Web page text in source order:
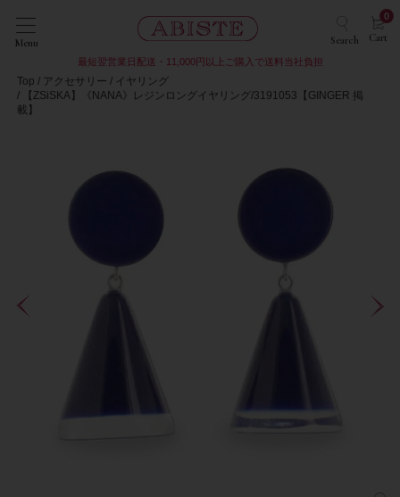
Menu Search Cart
0
最短翌営業日配送・11,000円以上ご購入で送料当社負担
Top アクセサリー
イヤリング
【ZSiSKA】《NANA》レジンロングイヤリング/3191053【GINGER 掲
載】